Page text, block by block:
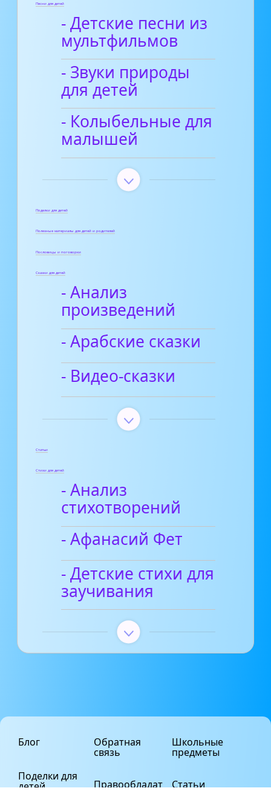
Песни для детей
- Детские песни из
мультфильмов
- Звуки природы
для детей
- Колыбельные для
малышей
Поделки для детей
Полезные материалы для детей и родителей
Пословицы и поговорки
Сказки для детей
- Анализ
произведений
- Арабские сказки
- Видео-сказки
Статьи
Стихи для детей
- Анализ
стихотворений
- Афанасий Фет
- Детские стихи для
заучивания
Блог
Поделки для
детей
Обратная
связь
Правообладат
Школьные
предметы
Статьи